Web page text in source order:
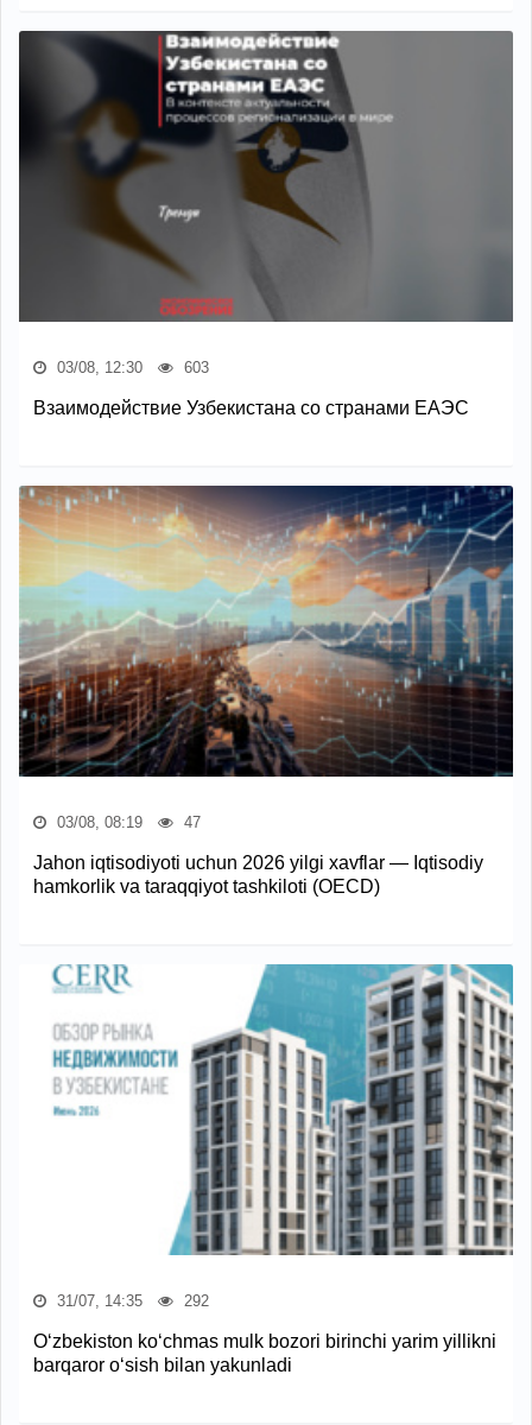
03/08, 12:30 603
Взаимодействие Узбекистана со странами ЕАЭС
03/08, 08:19 47
Jahon iqtisodiyoti uchun 2026 yilgi xavflar — Iqtisodiy
hamkorlik va taraqqiyot tashkiloti (OECD)
31/07, 14:35 292
O‘zbekiston ko‘chmas mulk bozori birinchi yarim yillikni
barqaror o‘sish bilan yakunladi